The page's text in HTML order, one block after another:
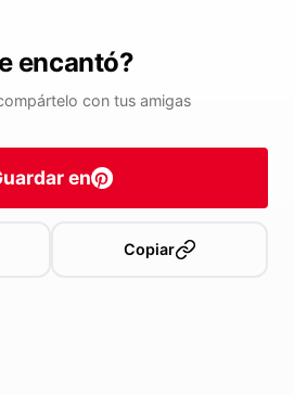
encantó?
con tus amigas
en
Copiar